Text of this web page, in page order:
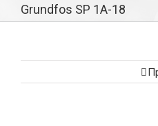
Grundfos SP 1A-18